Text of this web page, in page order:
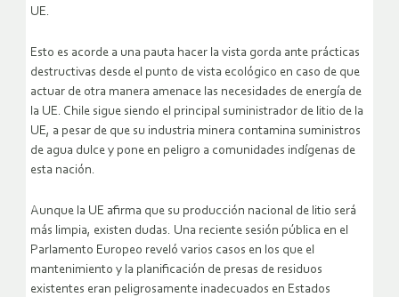
UE.
Esto es acorde a una pauta hacer la vista gorda ante prácticas
destructivas desde el punto de vista ecológico en caso de que
actuar de otra manera amenace las necesidades de energía de
la UE. Chile sigue siendo el principal suministrador de litio de la
UE, a pesar de que su industria minera contamina suministros
de agua dulce y pone en peligro a comunidades indígenas de
esta nación.
Aunque la UE afirma que su producción nacional de litio será
más limpia, existen dudas. Una reciente sesión pública en el
Parlamento Europeo reveló varios casos en los que el
mantenimiento y la planificación de presas de residuos
existentes eran peligrosamente inadecuados en Estados